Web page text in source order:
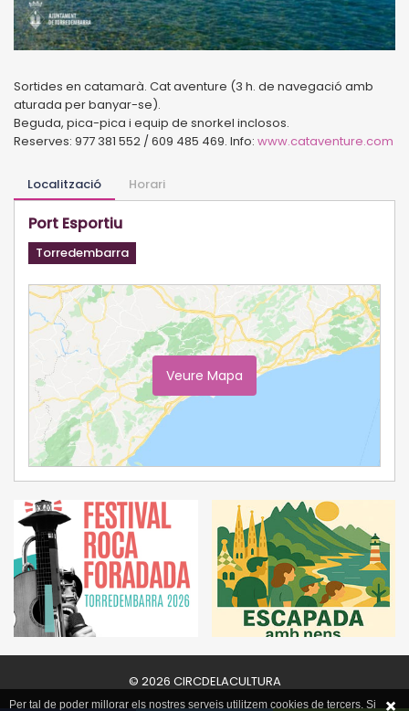
Sortides en catamarà. Cat aventure (3 h. de navegació amb
aturada per banyar-se).
Beguda, pica-pica i equip de snorkel inclosos.
Reserves: 977 381 552 / 609 485 469. Info: www.cataventure.com
Localització Horari
Port Esportiu
Torredembarra
Veure Mapa
© 2026 CIRCDELACULTURA
Per tal de poder millorar els nostres serveis utilitzem cookies de tercers. Si